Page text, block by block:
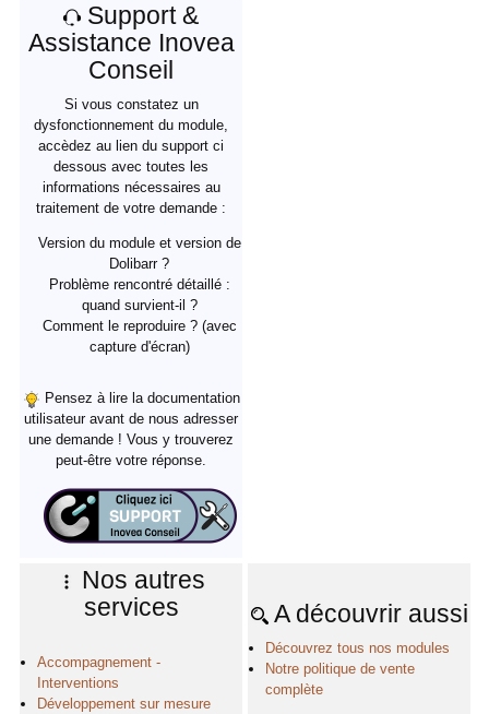
Support &
Assistance Inovea
Conseil
Si vous constatez un
dysfonctionnement du module,
accèdez au lien du support ci
dessous avec toutes les
informations nécessaires au
traitement de votre demande :
Version du module et version de
Dolibarr ?
Problème rencontré détaillé :
quand survient-il ?
Comment le reproduire ? (avec
capture d'écran)
Pensez à lire la documentation
utilisateur avant de nous adresser
une demande ! Vous y trouverez
peut-être votre réponse.
Nos autres
services
Accompagnement -
Interventions
Développement sur mesure
A découvrir aussi
Découvrez tous nos modules
Notre politique de vente
complète